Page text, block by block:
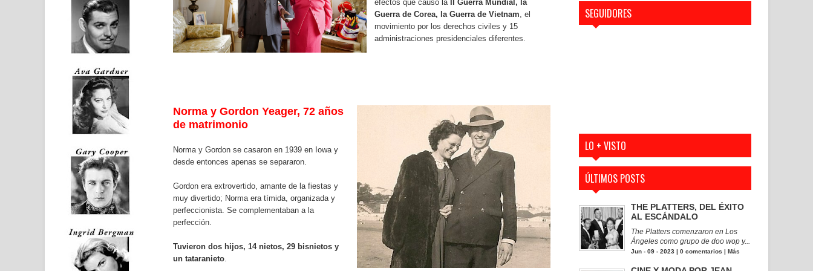
efectos que causó la
II Guerra Mundial, la
Guerra de Corea, la Guerra de Vietnam , el
movimiento por los derechos civiles y 15
administraciones presidenciales diferentes.
Norma y Gordon Yeager, 72 años
de matrimonio
Norma y Gordon se casaron en 1939 en Iowa y
desde entonces apenas se separaron.
Gordon era extrovertido, amante de la fiestas y
muy divertido; Norma era tímida, organizada y
perfeccionista. Se complementaban a la
perfección.
Tuvieron dos hijos, 14 nietos, 29 bisnietos y
un tataranieto
SEGUIDORES
LO + VISTO
ÚLTIMOS POSTS
THE PLATTERS, DEL ÉXITO
AL ESCÁNDALO
The Platters comenzaron en Los
Ángeles como grupo de doo wop y...
Jun - 09 - 2023 | 0 comentarios | Más